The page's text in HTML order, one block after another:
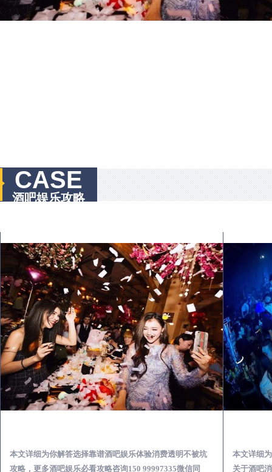
CASE
酒吧娱乐攻略
本文详细为你解答选择靠谱酒吧娱乐体验消费透明不被坑
攻略，更多酒吧娱乐必看攻略咨询150 99997335微信同
本文详细
关于酒吧